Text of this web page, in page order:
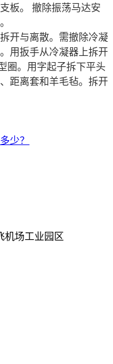
板。 撤除振荡马达安
与离散。需撤除冷凝
用扳手从冷凝器上拆开
圈。用字起子拆下平头
距离套和羊毛毡。拆开
少？
场工业园区